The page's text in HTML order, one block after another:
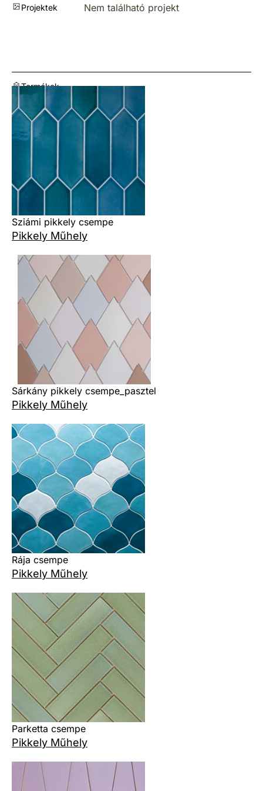
Projektek Nem található projekt
Termékek
Sziámi pikkely csempe
Pikkely Műhely
Sárkány pikkely csempe_pasztel
Pikkely Műhely
Rája csempe
Pikkely Műhely
Parketta csempe
Pikkely Műhely